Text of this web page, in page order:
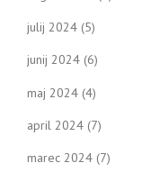
julij 2024 (5)
junij 2024 (6)
maj 2024 (4)
april 2024 (7)
marec 2024 (7)